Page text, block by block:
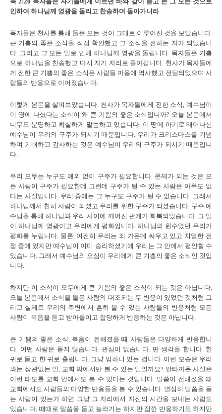
눅2:20 목자들은 자기들에게 이르던 바와 같이 듣고 본 그 모든 것으로
인하여 하나님께 영광을 돌리고 찬송하며 돌아가니라
목자들은 천사를 통해 들은 모든 것이 그대로 이루어진 것을 보았습니다.
큰 기쁨의 좋은 소식을 직접 확인했고 그 소식을 전하는 자가 되었습니
다. 그리고 그 모든 일로 인해 하나님께 영광을 돌립니다. 목자들은 기쁨
으로 하나님을 찬송했고 다시 자기 자리로 돌아갑니다. 천사가 목자들에
게 전한 큰 기쁨의 좋은 소식은 사람들 마음에 역사했고 전달되었으며 사
람들의 반응으로 이어졌습니다.
이렇게 본문을 살펴보았습니다. 천사가 목자들에게 전한 소식, 예수님이
이 땅에 나셨다는 소식이 왜 큰 기쁨의 좋은 소식입니까? 오늘 본문에서
너무도 분명하고 확실하게 말씀하고 있습니다. 이 땅에 아기로 태어나신
예수님이 우리의 구주가 되시기 때문입니다. 우리가 크리스마스를 기념
하며 기뻐하고 감사하는 것은 예수님이 우리의 구주가 되시기 때문입니
다.
우리 모두는 누구도 예외 없이 구주가 필요합니다. 문제가 되는 것은 모
든 사람이 구주가 필요한데 그런데 구주가 될 수 있는 사람은 아무도 없
다는 사실입니다. 우리 중에는 그 누구도 구주가 될 수 없습니다. 그래서
하나님께서 친히 사람이 되셨고 우리를 위한 구주가 되셨습니다. 구주 예
수님을 통해 하나님과 우리 사이에 깨어진 관계가 회복되었습니다. 그 일
이 하나님께 영광이고 우리에게 평화입니다. 하나님의 원수였던 우리가
평화를 누립니다. 물론, 여전히 우리는 죄 가운데 싸우고 있고 치열한 전
쟁 중에 있지만 예수님이 이미 승리하셨기에 우리는 그 안에서 평안할 수
있습니다. 그래서 예수님의 오심이 우리에게 큰 기쁨의 좋은 소식인 것입
니다.
하지만 이 소식이 모두에게 큰 기쁨의 좋은 소식이 되는 것은 아닙니다.
오늘 본문에서 소식을 들은 사람의 대조되는 두 반응이 있었던 것처럼 그
리고 실제로 우리의 주변에서 흔히 볼 수 있는 사람들의 반응처럼 모든
사람이 복음을 듣고 받아들이고 합당하게 반응하는 것은 아닙니다.
큰 기쁨의 좋은 소식, 복음이 전해졌을 때 사람들은 다양하게 반응합니
다. 어떤 사람은 듣지 않습니다. 관심이 없습니다. 딴 생각을 합니다. 한
귀로 듣고 한 귀로 흘립니다. 그냥 멍하니 있는 겁니다. 이런 모습은 우리
와는 상관없는 일, 교회 밖에서만 볼 수 있는 일일까요? 안타까운 사실은
이런 태도를 교회 안에서도 볼 수 있다는 것입니다. 말씀이 전해졌을 때
교회에서도 사람들의 다양한 반응들을 볼 수 있습니다. 열심히 말씀을 듣
는 사람이 있는가 하면 그냥 그 자리에서 자신의 시간을 보내는 사람도
있습니다. 때때로 말씀을 듣고 놀라기는 하지만 잠깐 반응하기도 하지만